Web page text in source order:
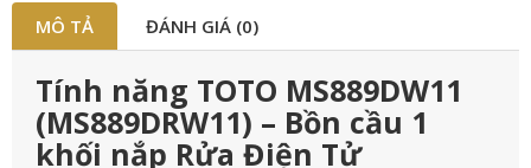
MÔ TẢ ĐÁNH GIÁ (0)
Tính năng TOTO MS889DW11
(MS889DRW11) – Bồn cầu 1
khối nắp Rửa Điện Tử